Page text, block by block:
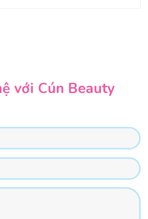
với Cún Beauty